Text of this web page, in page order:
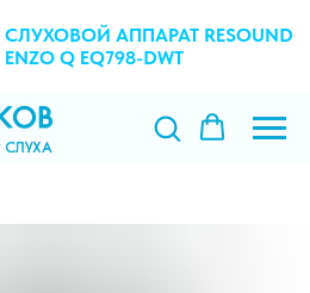
СЛУХОВОЙ АППАРАТ RESOUND
ENZO Q EQ798-DWT